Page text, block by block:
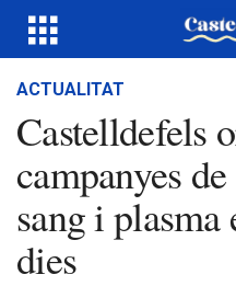
ACTUALITAT
Castelldefels
campanyes
sang i
dies